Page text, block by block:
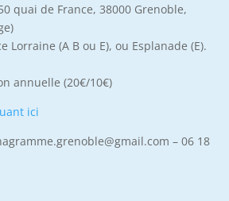
quai de France, 38000 Grenoble,
Lorraine (A B ou E), ou Esplanade (E).
annuelle (20€/10€)
ici
– 06 18